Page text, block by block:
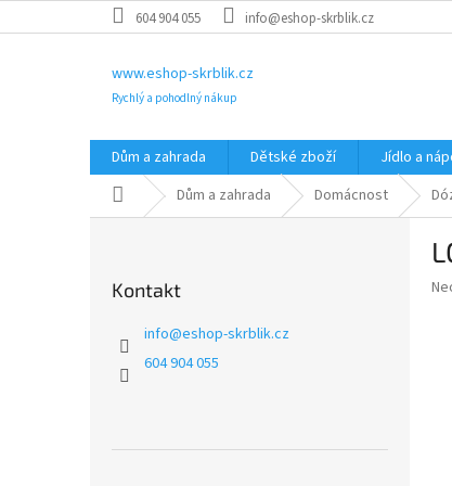
na
604 904 055 info@eshop-skrblik.cz
www.eshop-skrblik.cz
Rychlý a pohodlný nákup
Dům a zahrada Dětské zboží Jídlo a
Domů Dům a zahrada Domácnost
Kontakt
info@eshop-skrblik.cz
604 904 055